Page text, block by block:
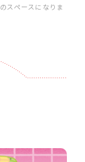
のスペースになりま